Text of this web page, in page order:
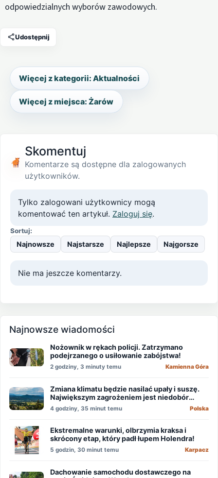
odpowiedzialnych wyborów zawodowych.
Udostępnij
Więcej z kategorii: Aktualności
Więcej z miejsca: Żarów
Skomentuj
Komentarze są dostępne dla zalogowanych
użytkowników.
Tylko zalogowani użytkownicy mogą
komentować ten artykuł. Zaloguj się.
Sortuj:
Najnowsze Najstarsze Najlepsze Najgorsze
Nie ma jeszcze komentarzy.
Najnowsze wiadomości
Nożownik w rękach policji. Zatrzymano
podejrzanego o usiłowanie zabójstwa!
2 godziny, 3 minuty temu Kamienna Góra
Zmiana klimatu będzie nasilać upały i suszę.
Największym zagrożeniem jest niedobór
wody
4 godziny, 35 minut temu Polska
Ekstremalne warunki, olbrzymia kraksa i
skrócony etap, który padł łupem Holendra!
5 godzin, 30 minut temu Karpacz
Dachowanie samochodu dostawczego na